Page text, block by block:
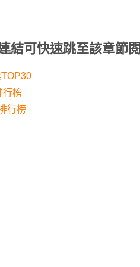
結可快速跳至該章節
TOP30
行榜
行榜